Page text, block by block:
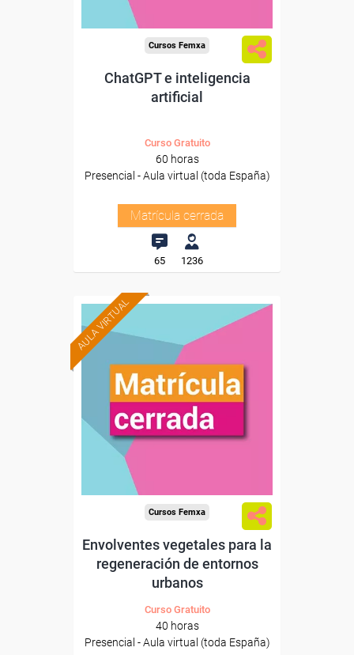
Cursos Femxa
ChatGPT e inteligencia
artificial
Curso Gratuito
60 horas
Presencial - Aula virtual (toda España)
Matrícula cerrada
65 1236
AULA VIRTUAL
Cursos Femxa
Envolventes vegetales para la
regeneración de entornos
urbanos
Curso Gratuito
40 horas
Presencial - Aula virtual (toda España)